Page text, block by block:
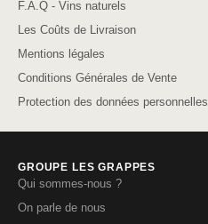
F.A.Q - Vins naturels
Les Coûts de Livraison
Mentions légales
Conditions Générales de Vente
Protection des données personnelles
GROUPE LES GRAPPES
Qui sommes-nous ?
On parle de nous